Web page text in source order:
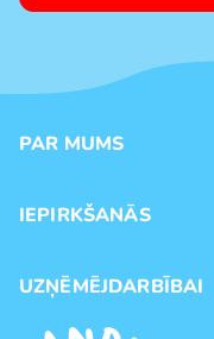
PAR MUMS
Veikali
Preču zīmoli
IEPIRKŠANĀS
Piegāde
UZŅĒMĒJDARBĪBAI
Franšīze